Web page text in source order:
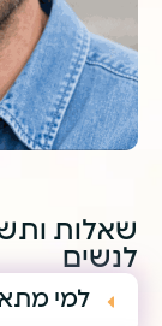
שאלות
לנשים
למי